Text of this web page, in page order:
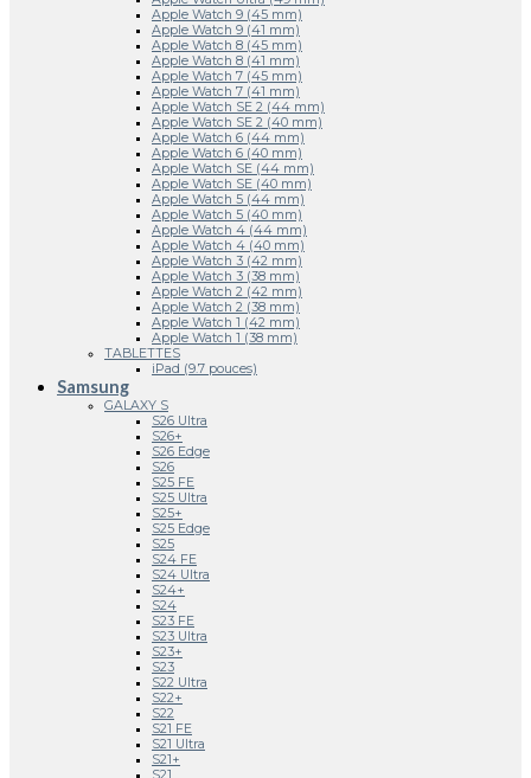
Apple Watch 9 (45 mm)
Apple Watch 9 (41 mm)
Apple Watch 8 (45 mm)
Apple Watch 8 (41 mm)
Apple Watch 7 (45 mm)
Apple Watch 7 (41 mm)
Apple Watch SE 2 (44 mm)
Apple Watch SE 2 (40 mm)
Apple Watch 6 (44 mm)
Apple Watch 6 (40 mm)
Apple Watch SE (44 mm)
Apple Watch SE (40 mm)
Apple Watch 5 (44 mm)
Apple Watch 5 (40 mm)
Apple Watch 4 (44 mm)
Apple Watch 4 (40 mm)
Apple Watch 3 (42 mm)
Apple Watch 3 (38 mm)
Apple Watch 2 (42 mm)
Apple Watch 2 (38 mm)
Apple Watch 1 (42 mm)
Apple Watch 1 (38 mm)
TABLETTES
iPad (9.7 pouces)
Samsung
GALAXY S
S26 Ultra
S26+
S26 Edge
S26
S25 FE
S25 Ultra
S25+
S25 Edge
S25
S24 FE
S24 Ultra
S24+
S24
S23 FE
S23 Ultra
S23+
S23
S22 Ultra
S22+
S22
S21 FE
S21 Ultra
S21+
S21